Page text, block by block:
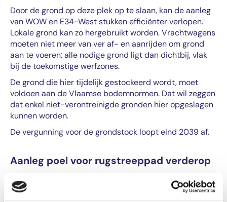
Door de grond op deze plek op te slaan, kan de aanleg
van WOW en E34-West stukken efficiënter verlopen.
Lokale grond kan zo hergebruikt worden. Vrachtwagens
moeten niet meer van ver af- en aanrijden om grond
aan te voeren: alle nodige grond ligt dan dichtbij, vlak
bij de toekomstige werfzones.
De grond die hier tijdelijk gestockeerd wordt, moet
voldoen aan de Vlaamse bodemnormen. Dat wil zeggen
dat enkel niet-verontreinigde gronden hier opgeslagen
kunnen worden.
De vergunning voor de grondstock loopt eind 2039 af.
Aanleg poel voor rugstreeppad verderop
Op een van de locaties die nodig is voor de grondstock,
langs de Hoogschoorweg, bevindt zich momenteel